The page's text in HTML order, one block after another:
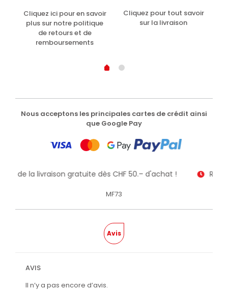
Cliquez ici pour en savoir
plus sur notre politique
de retours et de
remboursements
Cliquez pour tout savoir
sur la livraison
Nous acceptons les principales cartes de crédit ainsi
que Google Pay
de la livraison gratuite dès CHF 50.– d'achat !
MF73
Avis
AVIS
Il n’y a pas encore d’avis.